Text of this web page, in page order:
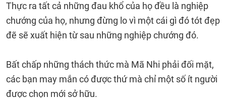
Thực ra tất cả những đau khổ của họ đều là nghiệp
chướng của họ, nhưng đừng lo vì một cái gì đó tót đẹp
đẽ sẽ xuất hiện từ sau những nghiệp chướng đó.
Bất chấp những thách thức mà Mã Nhi phải đối mặt,
các bạn may mắn có được thứ mà chỉ một số ít người
được chọn mới sở hữu.